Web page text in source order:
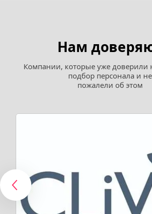
Нам
Компании, которые уже доверили
подбор персонала и не
пожалели об этом